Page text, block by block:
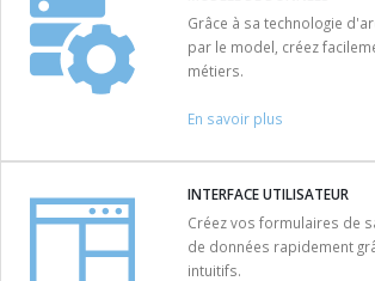
Grâce à sa technologie
par le model, créez
métiers.
En savoir plus
INTERFACE UTILISATEUR
Créez vos formulaires de
de données rapidement
intuitifs.